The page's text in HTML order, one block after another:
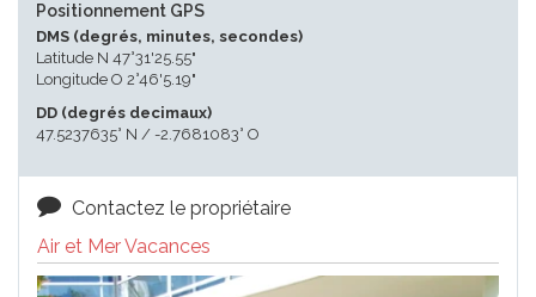
Positionnement GPS
DMS (degrés, minutes, secondes)
Latitude N 47°31'25.55"
Longitude O 2°46'5.19"
DD (degrés decimaux)
47.5237635° N / -2.7681083° O
Contactez le propriétaire
Air et Mer Vacances